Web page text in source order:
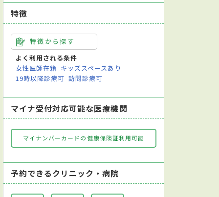
特徴
特徴から探す
よく利用される条件
女性医師在籍 キッズスペースあり
19時以降診療可 訪問診療可
マイナ受付対応可能な医療機関
マイナンバーカードの健康保険証利用可能
予約できるクリニック・病院